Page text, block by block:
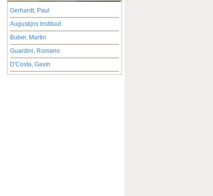
Gerhardt, Paul
Augustijns Instituut
Buber, Martin
Guardini, Romano
D'Costa, Gavin